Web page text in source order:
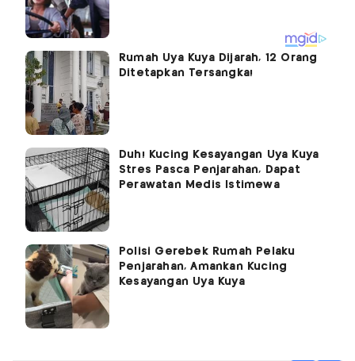
Rumah Uya Kuya Dijarah, 12 Orang
Ditetapkan Tersangka!
Duh! Kucing Kesayangan Uya Kuya
Stres Pasca Penjarahan, Dapat
Perawatan Medis Istimewa
Polisi Gerebek Rumah Pelaku
Penjarahan, Amankan Kucing
Kesayangan Uya Kuya